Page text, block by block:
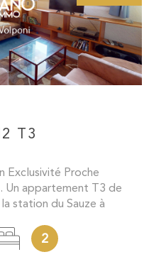
T3
Exclusivité Proche
Un appartement T3 de
station du Sauze à
un séjour avec
wc séparé. Un box à skis
2
BIEN